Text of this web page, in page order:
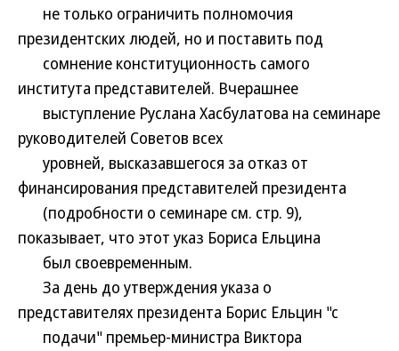
не только ограничить полномочия
президентских людей, но и поставить под
сомнение конституционность самого
института представителей. Вчерашнее
выступление Руслана Хасбулатова на семинаре
руководителей Советов всех
уровней, высказавшегося за отказ от
финансирования представителей президента
(подробности о семинаре см. стр. 9),
показывает, что этот указ Бориса Ельцина
был своевременным.
За день до утверждения указа о
представителях президента Борис Ельцин "с
подачи" премьер-министра Виктора